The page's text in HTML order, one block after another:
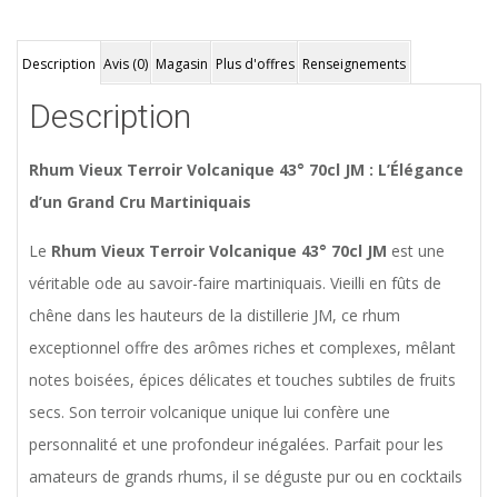
Description Avis (0) Magasin Plus d'offres Renseignements
Description
Rhum Vieux Terroir Volcanique 43° 70cl JM : L’Élégance
d’un Grand Cru Martiniquais
Le Rhum Vieux Terroir Volcanique 43° 70cl JM est une
véritable ode au savoir-faire martiniquais. Vieilli en fûts de
chêne dans les hauteurs de la distillerie JM, ce rhum
exceptionnel offre des arômes riches et complexes, mêlant
notes boisées, épices délicates et touches subtiles de fruits
secs. Son terroir volcanique unique lui confère une
personnalité et une profondeur inégalées. Parfait pour les
amateurs de grands rhums, il se déguste pur ou en cocktails